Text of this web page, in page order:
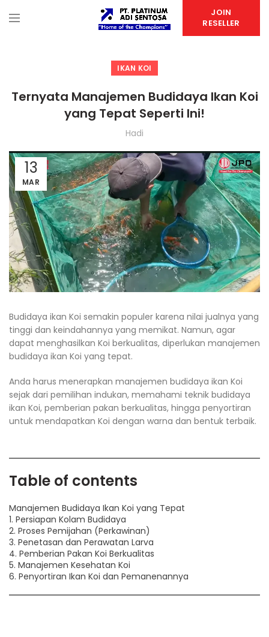
JOIN
RESELLER
IKAN KOI
Ternyata Manajemen Budidaya Ikan Koi
yang Tepat Seperti Ini!
Hadi
13
MAR
Budidaya ikan Koi semakin populer karena nilai jualnya yang
tinggi dan keindahannya yang memikat. Namun, agar
dapat menghasilkan Koi berkualitas, diperlukan manajemen
budidaya ikan Koi yang tepat.
Anda harus menerapkan manajemen budidaya ikan Koi
sejak dari pemilihan indukan, memahami teknik budidaya
ikan Koi, pemberian pakan berkualitas, hingga penyortiran
untuk mendapatkan Koi dengan warna dan bentuk terbaik.
Table of contents
Manajemen Budidaya Ikan Koi yang Tepat
1. Persiapan Kolam Budidaya
2. Proses Pemijahan (Perkawinan)
3. Penetasan dan Perawatan Larva
4. Pemberian Pakan Koi Berkualitas
5. Manajemen Kesehatan Koi
6. Penyortiran Ikan Koi dan Pemanenannya